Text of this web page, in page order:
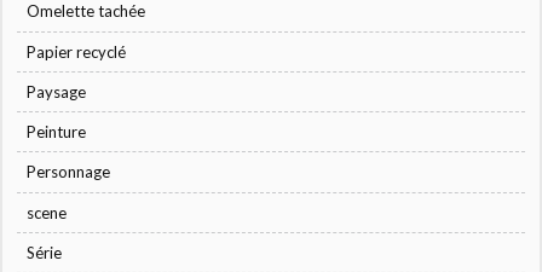
Omelette tachée
Papier recyclé
Paysage
Peinture
Personnage
scene
Série